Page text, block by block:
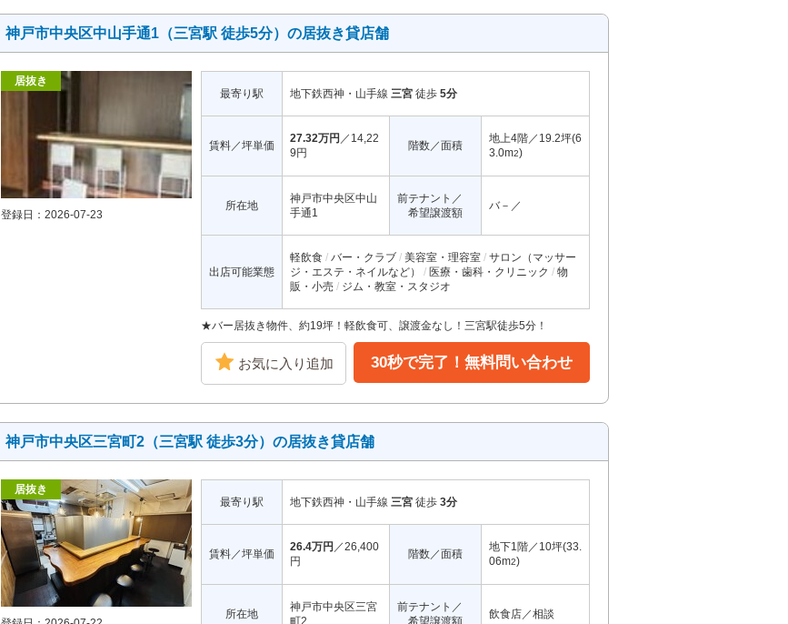
神戸市中央区中山手通1（三宮駅 徒歩5分）の居抜き貸店舗
居抜き
登録日：2026-07-23
最寄り駅 地下鉄西神・山手線 三宮 徒歩 5分
賃料／坪単価
27.32万円 ／14,22
9円
階数／面積
地上4階／19.2坪(6
3.0m2)
所在地
神戸市中央区中山
手通1
前テナント／
希望譲渡額
バ－／
出店可能業態
軽飲食 バー・クラブ 美容室・理容室
サロン（マッサー
ジ・エステ・ネイルなど）
医療・歯科・クリニック
物
販・小売
ジム・教室・スタジオ
★バー居抜き物件、約19坪！軽飲食可、譲渡金なし！三宮駅徒歩5分！
お気に入り追加 30秒で完了！無料問い合わせ
神戸市中央区三宮町2（三宮駅 徒歩3分）の居抜き貸店舗
居抜き
最寄り駅 地下鉄西神・山手線 三宮 徒歩 3分
賃料／坪単価
26.4万円 ／26,400
円
階数／面積
地下1階／10坪(33.
06m2)
所在地
神戸市中央区三宮
町2
前テナント／
希望譲渡額
飲食店／相談